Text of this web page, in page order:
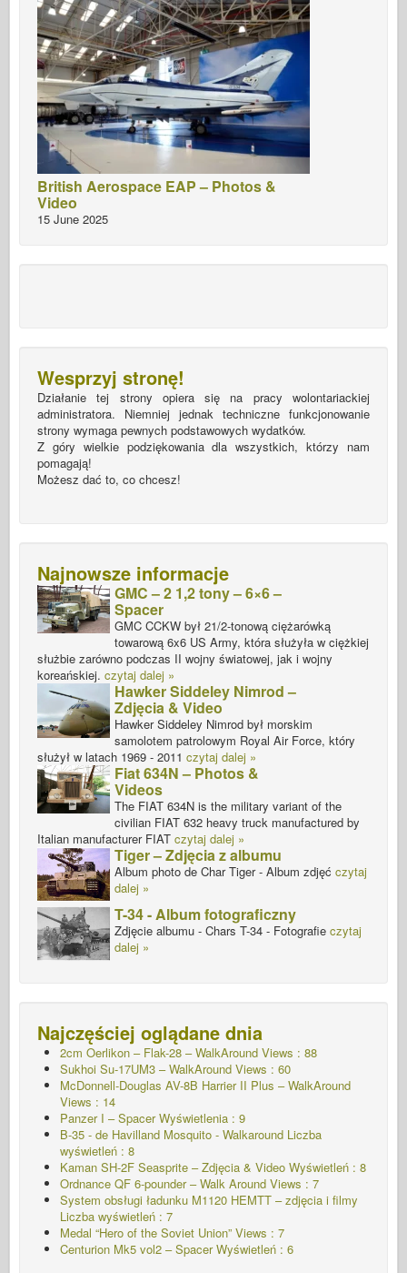
British Aerospace EAP – Photos &
Video
15 June 2025
Wesprzyj stronę!
Działanie tej strony opiera się na pracy wolontariackiej
administratora. Niemniej jednak techniczne funkcjonowanie
strony wymaga pewnych podstawowych wydatków.
Z góry wielkie podziękowania dla wszystkich, którzy nam
pomagają!
Możesz dać to, co chcesz!
Najnowsze informacje
GMC – 2 1,2 tony – 6×6 –
Spacer
GMC CCKW był 21/2-tonową ciężarówką
towarową 6x6 US Army, która służyła w ciężkiej
służbie zarówno podczas II wojny światowej, jak i wojny
koreańskiej. czytaj dalej »
Hawker Siddeley Nimrod –
Zdjęcia & Video
Hawker Siddeley Nimrod był morskim
samolotem patrolowym Royal Air Force, który
służył w latach 1969 - 2011 czytaj dalej »
Fiat 634N – Photos &
Videos
The FIAT 634N is the military variant of the
civilian FIAT 632 heavy truck manufactured by
Italian manufacturer FIAT czytaj dalej »
Tiger – Zdjęcia z albumu
Album photo de Char Tiger - Album zdjęć czytaj
dalej »
T-34 - Album fotograficzny
Zdjęcie albumu - Chars T-34 - Fotografie czytaj
dalej »
Najczęściej oglądane dnia
2cm Oerlikon – Flak-28 – WalkAround Views : 88
Sukhoi Su-17UM3 – WalkAround Views : 60
McDonnell-Douglas AV-8B Harrier II Plus – WalkAround
Views : 14
Panzer I – SpacerWyświetlenia : 9
B-35 - de Havilland Mosquito - Walkaround Liczba
wyświetleń : 8
Kaman SH-2F Seasprite – Zdjęcia & Video Wyświetleń : 8
Ordnance QF 6-pounder – Walk Around Views : 7
System obsługi ładunku M1120 HEMTT – zdjęcia i filmy
Liczba wyświetleń : 7
Medal “Hero of the Soviet Union” Views : 7
Centurion Mk5 vol2 – Spacer Wyświetleń : 6